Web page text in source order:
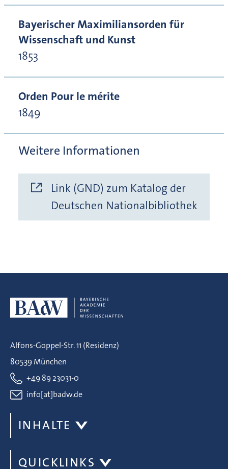
Bayerischer Maximiliansorden für
Wissenschaft und Kunst
1853
Orden Pour le mérite
1849
Weitere Informationen
Link (GND) zum Katalog der
Deutschen Nationalbibliothek
Alfons-Goppel-Str. 11 (Residenz)
80539 München
+49 89 23031-0
info[at]badw.de
INHALTE
QUICKLINKS